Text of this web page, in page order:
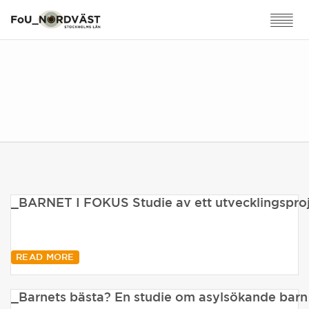
_BARNET I FOKUS Studie av ett
READ MORE
_Barnets bästa? En studie om asylsökande